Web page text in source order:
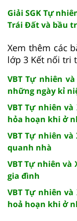
Giải SGK Tự
Trái Đất và bầu
Xem thêm các
lớp 3 Kết nối tri
VBT Tự nhiên
những ngày kỉ
VBT Tự nhiên
hỏa hoạn khi ở
VBT Tự nhiên
quanh nhà
VBT Tự nhiên và
gia đình
VBT Tự nhiên
hoả hoạn khi ở